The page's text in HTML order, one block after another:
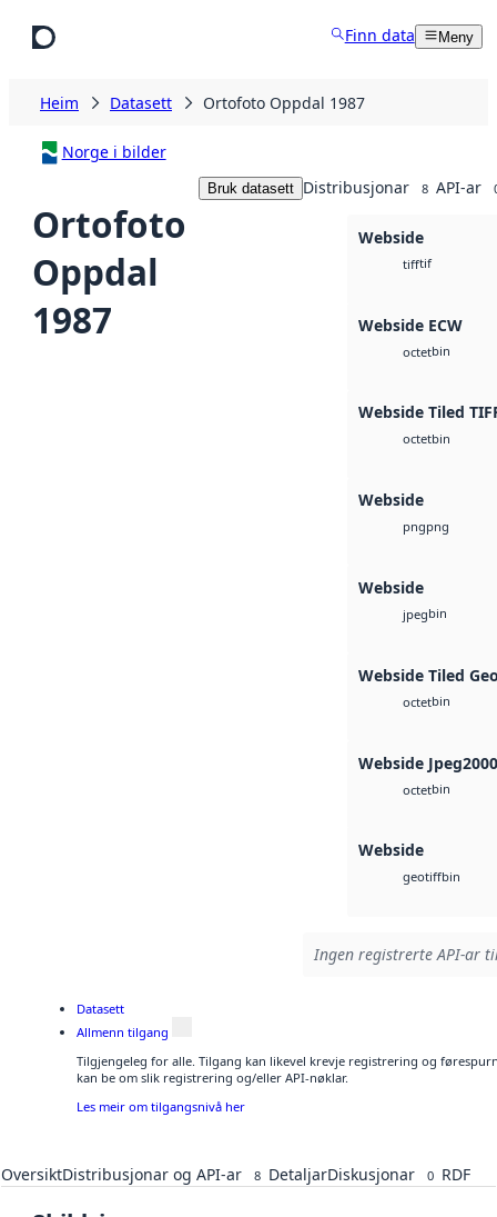
Finn data Meny
Heim Datasett Ortofoto Oppdal 1987
Norge i bilder
Ortofoto
Oppdal
1987
Bruk datasett Distribusjonar 8 API-ar
Webside
tifftif
Webside ECW
octetbin
Webside Tiled
octetbin
Webside
pngpng
Webside
jpegbin
Webside Tiled
octetbin
Webside Jpeg2000
octetbin
Webside
geotiffbin
Ingen registrerte API-ar
Datasett
Allmenn tilgang
Tilgjengeleg for alle. Tilgang kan likevel krevje registrering og
kan be om slik registrering og/eller API-nøklar.
Les meir om tilgangsnivå her
OversiktDistribusjonar og API-ar 8 DetaljarDiskusjonar 0 RDF